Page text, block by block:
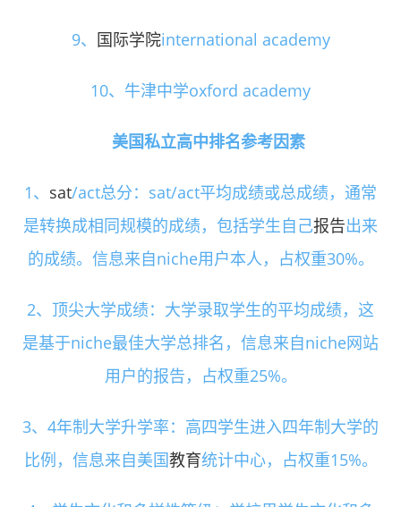
9、 国际学院international academy
10、牛津中学oxford academy
美国私立高中排名参考因素
1、 sat/act总分：sat/act平均成绩或总成绩，通常
是转换成相同规模的成绩，包括学生自己报告出来
的成绩。信息来自niche用户本人，占权重30%。
2、顶尖大学成绩：大学录取学生的平均成绩，这
是基于niche最佳大学总排名，信息来自niche网站
用户的报告，占权重25%。
3、4年制大学升学率：高四学生进入四年制大学的
比例，信息来自美国教育统计中心，占权重15%。